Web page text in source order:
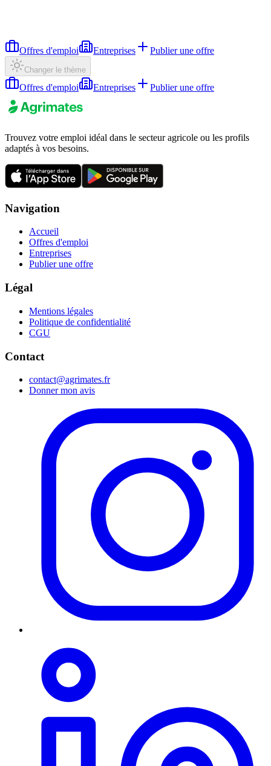
Offres d'emploi Entreprises Publier une offre
Changer le thème
Offres d'emploi Entreprises Publier une offre
Trouvez votre emploi idéal dans le secteur agricole ou les profils
adaptés à vos besoins.
Navigation
Accueil
Offres d'emploi
Entreprises
Publier une offre
Légal
Mentions légales
Politique de confidentialité
CGU
Contact
contact@agrimates.fr
Donner mon avis